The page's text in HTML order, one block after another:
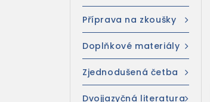
Příprava na zkoušky
Doplňkové materiály
Zjednodušená četba
Dvojjazyčná literatura